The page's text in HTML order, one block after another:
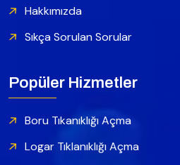
Hakkımızda
Sıkça Sorulan Sorular
Popüler Hizmetler
Boru Tıkanıklığı Açma
Logar Tıklanıklığı Açma